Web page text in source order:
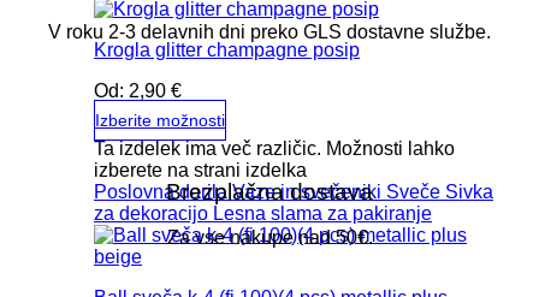
Krogla glitter champagne posip
Od: 2,90 €
Izberite možnosti
Ta izdelek ima več različic. Možnosti lahko
izberete na strani izdelka
Poslovna darila Vaze in svečeniki Sveče Sivka
za dekoracijo Lesna slama za pakiranje
V roku 2-3 delavnih dni preko GLS dostavne službe.
Brezplačna dostava
Za vse nakupe nad 50€.